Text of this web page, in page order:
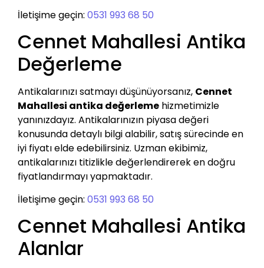
İletişime geçin: 0531 993 68 50
Cennet Mahallesi Antika
Değerleme
Antikalarınızı satmayı düşünüyorsanız, Cennet
Mahallesi antika değerleme hizmetimizle
yanınızdayız. Antikalarınızın piyasa değeri
konusunda detaylı bilgi alabilir, satış sürecinde en
iyi fiyatı elde edebilirsiniz. Uzman ekibimiz,
antikalarınızı titizlikle değerlendirerek en doğru
fiyatlandırmayı yapmaktadır.
İletişime geçin: 0531 993 68 50
Cennet Mahallesi Antika
Alanlar